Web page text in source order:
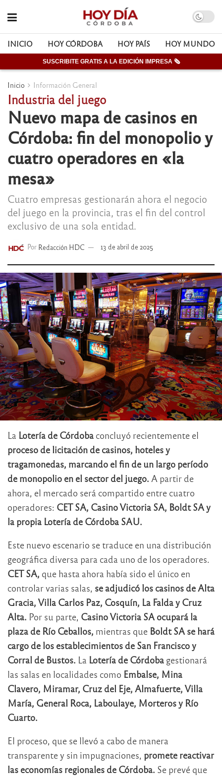
INICIO HOY CÓRDOBA HOY PAÍS HOY MUNDO
SUSCRIBITE GRATIS A LA EDICIÓN IMPRESA 🗞
Inicio Información General
Industria del juego
Nuevo mapa de casinos en
Córdoba: fin del monopolio y
cuatro operadores en «la
mesa»
Cuatro empresas gestionarán ahora el negocio
del juego en la provincia, tras el fin del control
exclusivo de una sola entidad.
Por Redacción HDC 13 de abril de 2025
La Lotería de Córdoba concluyó recientemente el
proceso de licitación de casinos, hoteles y
tragamonedas, marcando el fin de un largo período
de monopolio en el sector del juego. A partir de
ahora, el mercado será compartido entre cuatro
operadores: CET SA, Casino Victoria SA, Boldt SA y
la propia Lotería de Córdoba SAU.
Este nuevo escenario se traduce en una distribución
geográfica diversa para cada uno de los operadores.
CET SA, que hasta ahora había sido el único en
controlar varias salas, se adjudicó los casinos de Alta
Gracia, Villa Carlos Paz, Cosquín, La Falda y Cruz
Alta. Por su parte, Casino Victoria SA ocupará la
plaza de Río Ceballos, mientras que Boldt SA se hará
cargo de los establecimientos de San Francisco y
Corral de Bustos. La Lotería de Córdoba gestionará
las salas en localidades como Embalse, Mina
Clavero, Miramar, Cruz del Eje, Almafuerte, Villa
María, General Roca, Laboulaye, Morteros y Río
Cuarto.
El proceso, que se llevó a cabo de manera
transparente y sin impugnaciones, promete reactivar
las economías regionales de Córdoba. Se prevé que